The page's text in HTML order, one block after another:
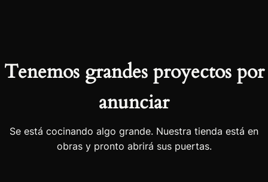
Tenemos grandes proyectos por
anunciar
Se está cocinando algo grande. Nuestra tienda está en
obras y pronto abrirá sus puertas.